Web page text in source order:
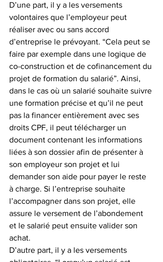
D’une part, il y a les versements
volontaires que l’employeur peut
réaliser avec ou sans accord
d’entreprise le prévoyant. “Cela peut se
faire par exemple dans une logique de
co-construction et de cofinancement du
projet de formation du salarié”. Ainsi,
dans le cas où un salarié souhaite suivre
une formation précise et qu’il ne peut
pas la financer entièrement avec ses
droits CPF, il peut télécharger un
document contenant les informations
liées à son dossier afin de présenter à
son employeur son projet et lui
demander son aide pour payer le reste
à charge. Si l’entreprise souhaite
l’accompagner dans son projet, elle
assure le versement de l’abondement
et le salarié peut ensuite valider son
achat.
D’autre part, il y a les versements